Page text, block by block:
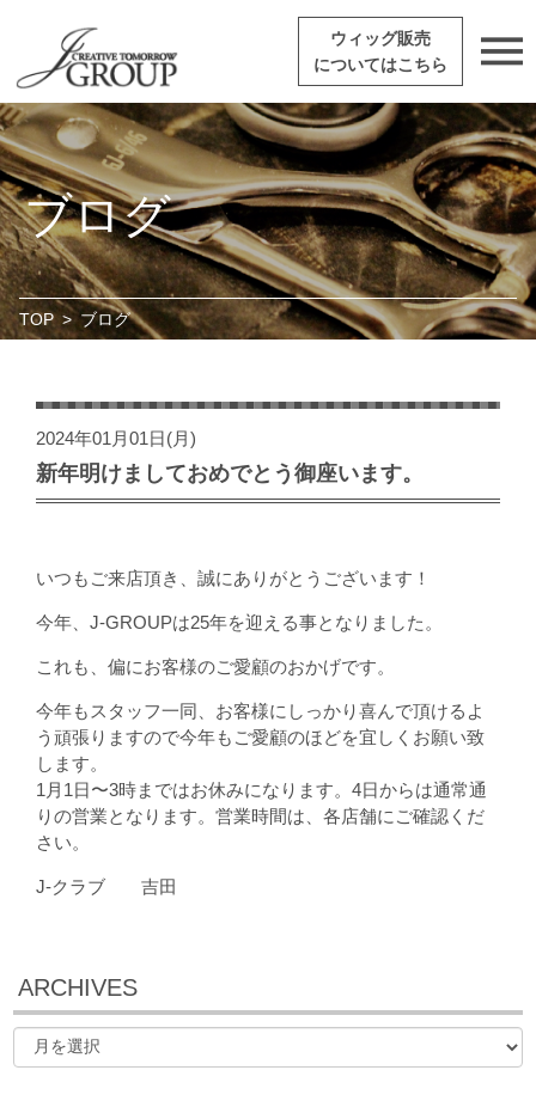
ウィッグ販売
についてはこちら
ブログ
TOP > ブログ
2024年01月01日(月)
新年明けましておめでとう御座います。
いつもご来店頂き、誠にありがとうございます！
今年、J-GROUPは25年を迎える事となりました。
これも、偏にお客様のご愛顧のおかげです。
今年もスタッフ一同、お客様にしっかり喜んで頂けるよ
う頑張りますので今年もご愛顧のほどを宜しくお願い致
します。
1月1日〜3時まではお休みになります。4日からは通常通
りの営業となります。営業時間は、各店舗にご確認くだ
さい。
J-クラブ 吉田
ARCHIVES